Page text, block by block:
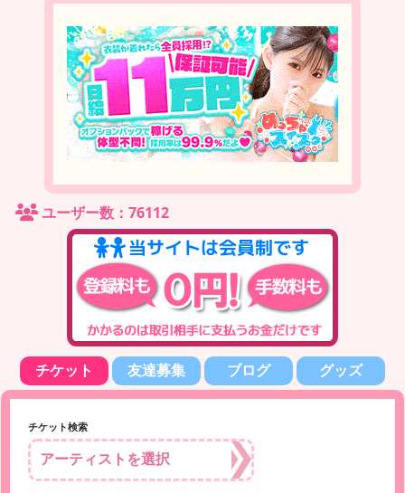
ユーザー数：76112
チケット 友達募集 ブログ グッズ
チケット検索